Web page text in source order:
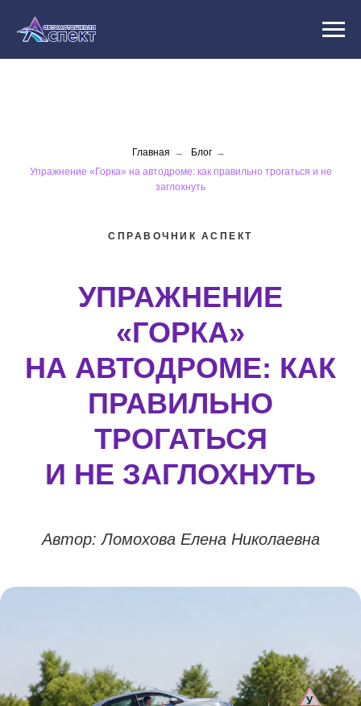
Главная → Блог →
Упражнение «Горка» на автодроме: как правильно трогаться и не
заглохнуть
СПРАВОЧНИК АСПЕКТ
УПРАЖНЕНИЕ
«ГОРКА»
НА АВТОДРОМЕ: КАК
ПРАВИЛЬНО
ТРОГАТЬСЯ
И НЕ ЗАГЛОХНУТЬ
Автор: Ломохова Елена Николаевна